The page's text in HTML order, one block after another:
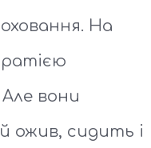
На
вони
ожив, сидить і